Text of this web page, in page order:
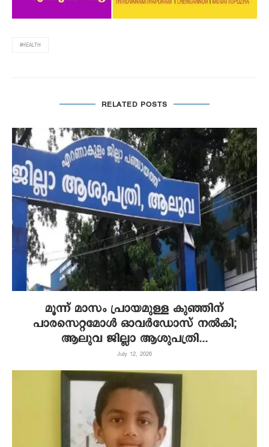
#HEALTH
RELATED POSTS
മൂന്ന് മാസം പ്രായമുള്ള കുഞ്ഞിന്
പാരസെറ്റമോൾ ഓവർഡോസ് നൽകി;
ആലുവ ജില്ലാ ആശുപത്രി...
July 12, 2026